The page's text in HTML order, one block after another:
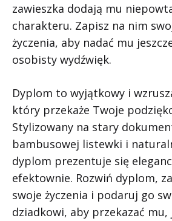
zawieszka dodają mu
charakteru. Zapisz na nim
życzenia, aby nadać mu
osobisty wydźwięk.
Dyplom to wyjątkowy i
który przekaże Twoje
Stylizowany na stary
bambusowej listewki i
dyplom prezentuje się
efektownie. Rozwiń dyplom,
swoje życzenia i podaruj go
dziadkowi, aby przekazać mu,